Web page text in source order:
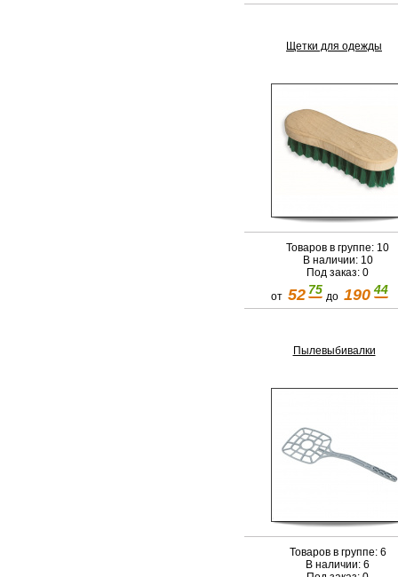
Щетки для одежды
Товаров в группе: 10
В наличии: 10
Под заказ: 0
от 52 75до190 44
Пылевыбивалки
Товаров в группе: 6
В наличии: 6